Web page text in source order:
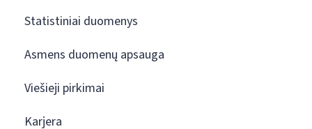
Statistiniai duomenys
Asmens duomenų apsauga
Viešieji pirkimai
Karjera